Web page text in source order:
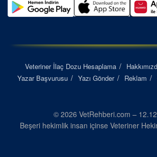
Veteriner İlaç Dozu Hesaplama
Yazar Başvurusu
Yazı Gönder Reklam
© 2026 VetRehberi.com –
Beşeri hekimlik insan içinse Veteriner